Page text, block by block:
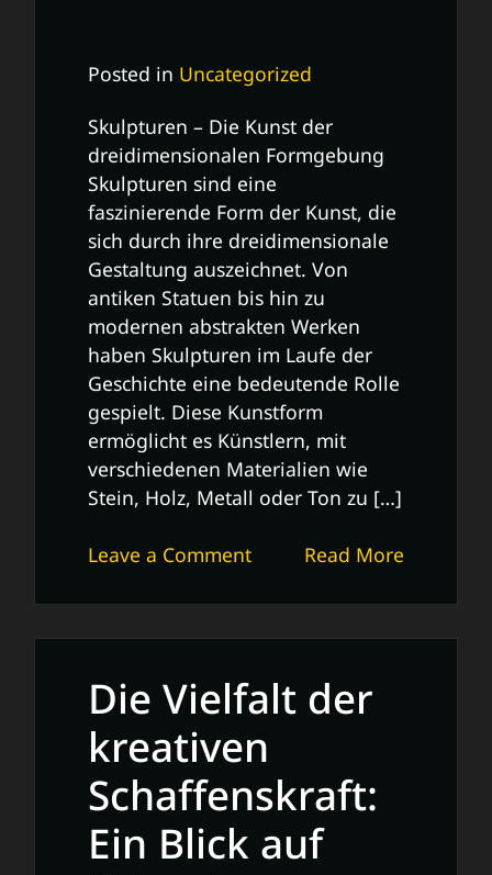
Posted in Uncategorized
Skulpturen – Die Kunst der
dreidimensionalen Formgebung
Skulpturen sind eine
faszinierende Form der Kunst, die
sich durch ihre dreidimensionale
Gestaltung auszeichnet. Von
antiken Statuen bis hin zu
modernen abstrakten Werken
haben Skulpturen im Laufe der
Geschichte eine bedeutende Rolle
gespielt. Diese Kunstform
ermöglicht es Künstlern, mit
verschiedenen Materialien wie
Stein, Holz, Metall oder Ton zu […]
Read More
Leave a Commenton
faszinierende
Welt
Skulptur:
dreidimensionale
Reise
durch
die
Kunst
Die Vielfalt der
kreativen
Schaffenskraft:
Ein Blick auf